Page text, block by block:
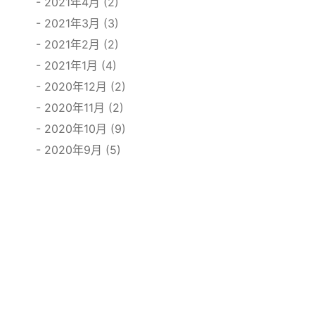
2021年3月 (3)
2021年2月 (2)
2021年1月 (4)
2020年12月 (2)
2020年11月 (2)
2020年10月 (9)
2020年9月 (5)